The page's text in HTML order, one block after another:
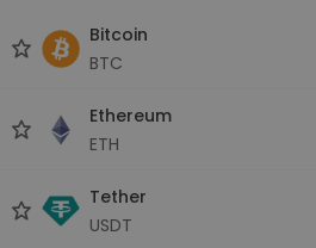
Bitcoin
BTC
Ethereum
ETH
Tether
USDT